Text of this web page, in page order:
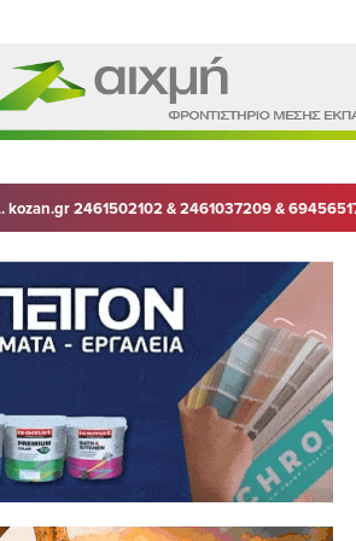
kozan.gr 2461502102 & 2461037209 &